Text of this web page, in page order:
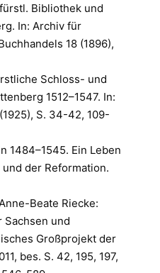
Bibliothek und
In: Archiv für
18 (1896),
Schloss- und
1512–1547. In:
S. 34-42, 109-
1484–1545. Ein Leben
der Reformation.
Beate Riecke:
Sachsen und
Großprojekt der
bes. S. 42, 195, 197,